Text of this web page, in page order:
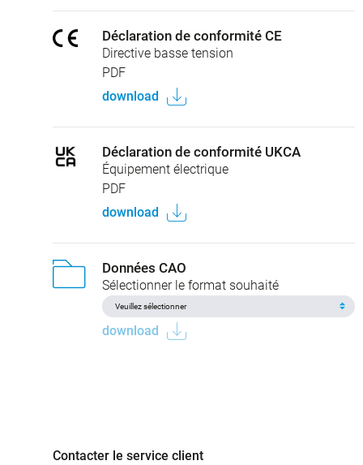
Déclaration de conformité CE
Directive basse tension
PDF
download
Déclaration de conformité UKCA
Équipement électrique
PDF
download
Données CAO
Sélectionner le format souhaité
download
Contacter le service client